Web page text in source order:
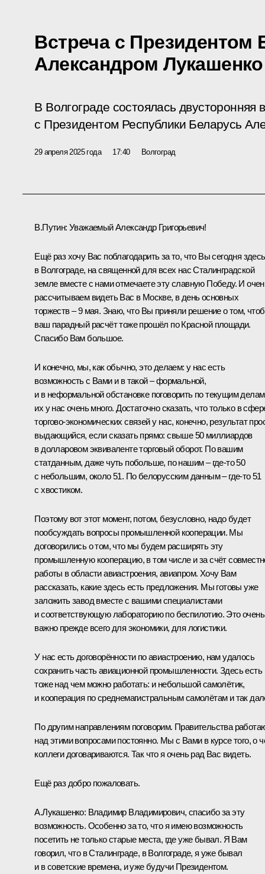
Встреча с Президентом
Александром Лукашенко
В Волгограде состоялась
с Президентом Республики Беларусь
29 апреля 2025 года 17:40 Волгоград
В.Путин: Уважаемый Александр Григорьевич!
Ещё раз хочу Вас поблагодарить за то, что Вы сегодня
в Волгограде, на священной для всех нас Сталинградской
земле вместе с нами отмечаете эту славную Победу. И
рассчитываем видеть Вас в Москве, в день основных
торжеств – 9 мая. Знаю, что Вы приняли решение о том,
ваш парадный расчёт тоже прошёл по Красной площади.
Спасибо Вам большое.
И конечно, мы, как обычно, это делаем: у нас есть
возможность с Вами и в такой – формальной,
и в неформальной обстановке поговорить по текущим
их у нас очень много. Достаточно сказать, что только в
торгово-экономических связей у нас, конечно, результат
выдающийся, если сказать прямо: свыше 50 миллиардов
в долларовом эквиваленте торговый оборот. По вашим
статданным, даже чуть побольше, по нашим – где-то 50
с небольшим, около 51. По белорусским данным – где-то 51
с хвостиком.
Поэтому вот этот момент, потом, безусловно, надо будет
пообсуждать вопросы промышленной кооперации. Мы
договорились о том, что мы будем расширять эту
промышленную кооперацию, в том числе и за счёт
работы в области авиастроения, авиапром. Хочу Вам
рассказать, какие здесь есть предложения. Мы готовы уже
заложить завод вместе с вашими специалистами
и соответствующую лабораторию по беспилотию. Это очень
важно прежде всего для экономики, для логистики.
У нас есть договорённости по авиастроению, нам удалось
сохранить часть авиационной промышленности. Здесь есть
тоже над чем можно работать: и небольшой самолётик,
и кооперация по среднемагистральным самолётам и так
По другим направлениям поговорим. Правительства
над этими вопросами постоянно. Мы с Вами в курсе того, о
коллеги договариваются. Так что я очень рад Вас видеть.
Ещё раз добро пожаловать.
А.Лукашенко: Владимир Владимирович, спасибо за эту
возможность. Особенно за то, что я имею возможность
посетить не только старые места, где уже бывал. Я Вам
говорил, что в Сталинграде, в Волгограде, я уже бывал
и в советские времена, и уже будучи Президентом.